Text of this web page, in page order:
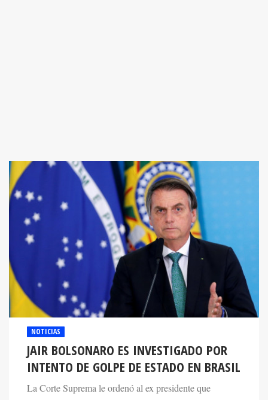
NOTICIAS
JAIR BOLSONARO ES INVESTIGADO POR
INTENTO DE GOLPE DE ESTADO EN BRASIL
La Corte Suprema le ordenó al ex presidente que